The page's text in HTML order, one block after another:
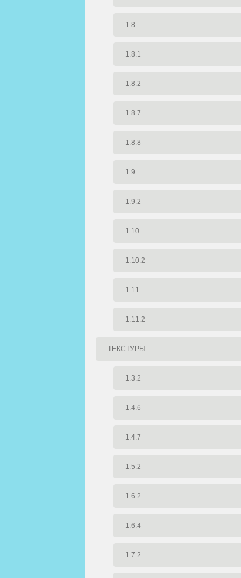
1.8
1.8.1
1.8.2
1.8.7
1.8.8
1.9
1.9.2
1.10
1.10.2
1.11
1.11.2
ТЕКСТУРЫ
1.3.2
1.4.6
1.4.7
1.5.2
1.6.2
1.6.4
1.7.2